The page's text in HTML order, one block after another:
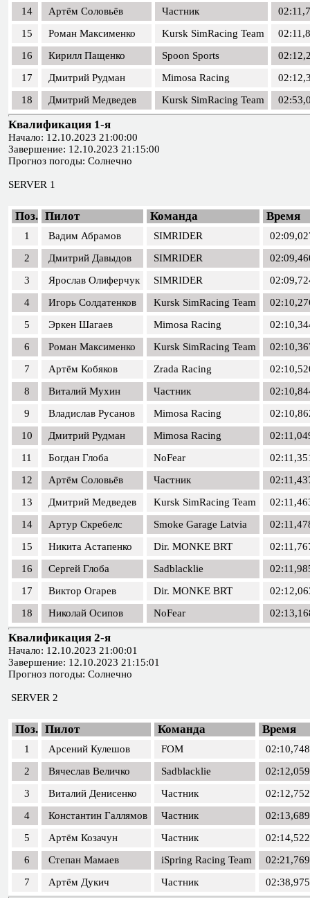
14
Артём Соловьёв Частник
15
Роман Максименко Kursk SimRacing Team
16
Кирилл Пащенко Spoon Sports
17
Дмитрий Рудман Mimosa Racing
18
Дмитрий Медведев Kursk SimRacing Team
Квалификация 1-я
Начало: 12.10.2023 21:00:00
Завершение: 12.10.2023 21:15:00
Прогноз погоды: Солнечно
SERVER 1
Поз. Пилот Команда Время
1 Вадим Абрамов SIMRIDER
2
Дмитрий Давыдов SIMRIDER
3
Ярослав Олиферчук SIMRIDER
4
Игорь Солдатенков Kursk SimRacing Team
5
Эркен Шагаев Mimosa Racing
6
Роман Максименко Kursk SimRacing Team
7
Артём Кобяков Zrada Racing
8
Виталий Мухин Частник
9
Владислав Русанов Mimosa Racing
10
Дмитрий Рудман Mimosa Racing
11
Богдан Глоба NoFear
12
Артём Соловьёв Частник
13
Дмитрий Медведев Kursk SimRacing Team
14
Артур Скребелс Smoke Garage Latvia
15
Никита Астапенко Dir. MONKE BRT
16
Сергей Глоба Sadblacklie
17
Виктор Огарев Dir. MONKE BRT
18
Николай Осипов NoFear
Квалификация 2-я
Начало: 12.10.2023 21:00:01
Завершение: 12.10.2023 21:15:01
Прогноз погоды: Солнечно
SERVER 2
Поз. Пилот Команда Время
1 Арсений Кулешов FOM
02:10,748
2
Вячеслав Величко Sadblacklie
02:12,059
3
Виталий Денисенко Частник
02:12,752
4
Константин Галлямов Частник
02:13,689
5
Артём Козачун Частник
02:14,522
6
Степан Мамаев iSpring Racing Team
02:21,769
7
Артём Дукич Частник 02:38,975